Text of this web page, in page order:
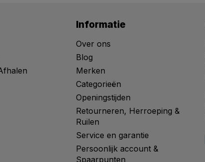
Informatie
Over ons
Blog
Merken
Categorieën
Openingstijden
Retourneren, Herroeping &
Ruilen
Service en garantie
Persoonlijk account &
Spaarpunten